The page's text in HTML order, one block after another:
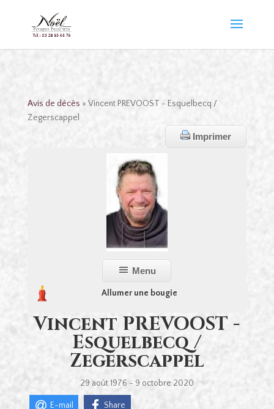
Avis de décès » Vincent PREVOOST - Esquelbecq /
Zegerscappel
Imprimer
Menu
Allumer une bougie
Vincent PREVOOST -
Esquelbecq /
Zegerscappel
29 août 1976 - 9 octobre 2020
E-mail Share